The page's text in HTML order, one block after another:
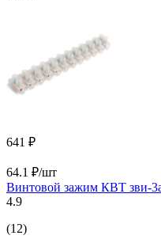
641 ₽
64.1 ₽/шт
Винтовой зажим КВТ зви-
4.9
(12)